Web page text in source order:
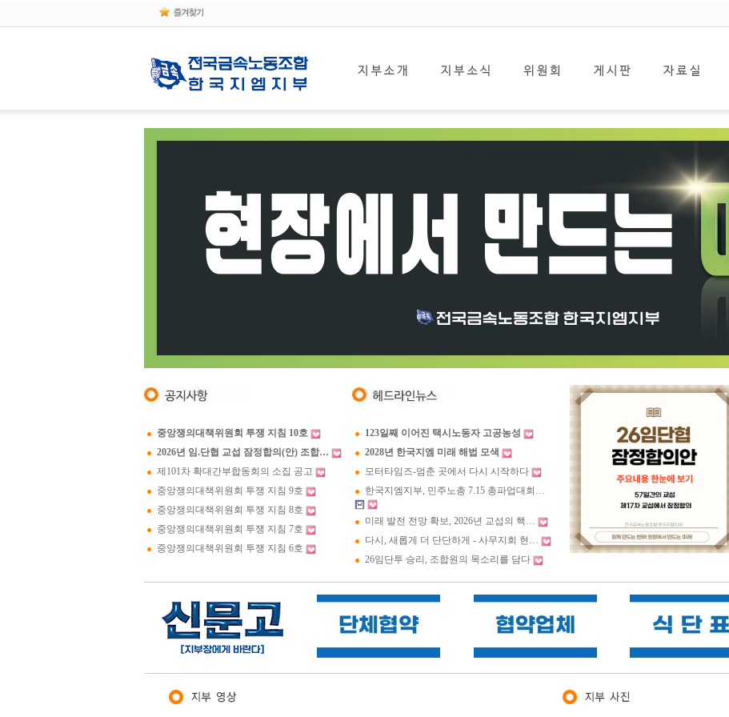
중앙쟁의대책위원회 투쟁 지침 10호
2026년 임.단협 교섭 잠정합의(안) 조합…
제101차 확대간부합동회의 소집 공고
중앙쟁의대책위원회 투쟁 지침 9호
중앙쟁의대책위원회 투쟁 지침 8호
중앙쟁의대책위원회 투쟁 지침 7호
중앙쟁의대책위원회 투쟁 지침 6호
123일째 이어진 택시노동자 고공농성
2028년 한국지엠 미래 해법 모색
모터타임즈-멈춘 곳에서 다시 시작하다
한국지엠지부, 민주노총 7.15 총파업대회…
미래 발전 전망 확보, 2026년 교섭의 핵…
다시, 새롭게 더 단단하게 - 사무지회 현…
26임단투 승리, 조합원의 목소리를 담다